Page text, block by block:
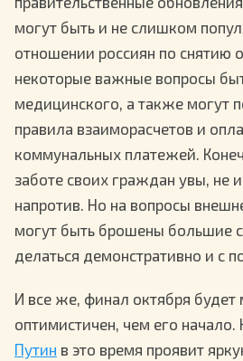
могут быть и не слишком
отношении россиян по снятию
некоторые важные вопросы
медицинского, а также могут
правила взаиморасчетов и
коммунальных платежей.
заботе своих граждан увы, не
напротив. Но на вопросы
могут быть брошены большие
делаться демонстративно и с
И все же, финал октября будет
оптимистичен, чем его начало.
Путин в это время проявит